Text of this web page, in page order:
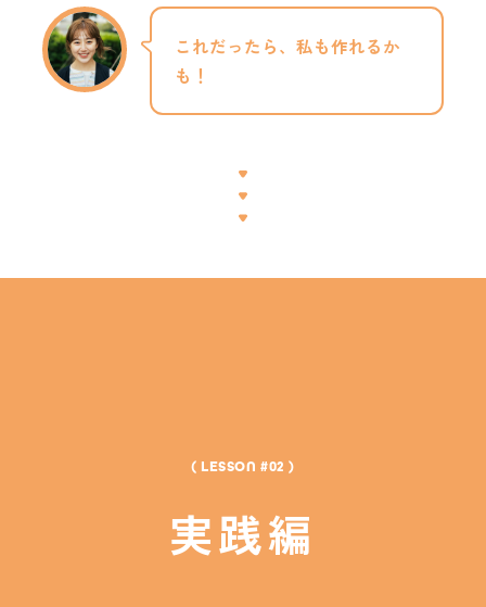
これだったら、私も作れるか
も！
( LESSON #02 )
実践編